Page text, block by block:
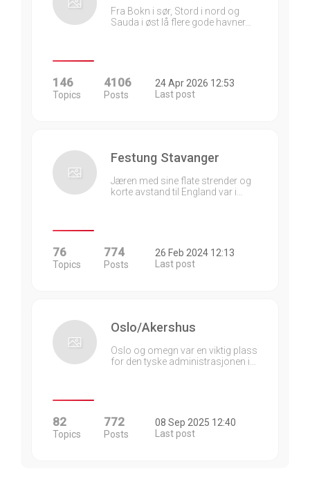
Fra Bokn i sør, Stord i nord og
Sauda i øst lå flere gode havner…
146
Topics
4106
Posts
24 Apr 2026 12:53
Last post
Festung Stavanger
Jæren med sine flate strender og
korte avstand til England var i…
76
Topics
774
Posts
26 Feb 2024 12:13
Last post
Oslo/Akershus
Oslo og omegn var en viktig plass
for den tyske administrasjonen i…
82
Topics
772
Posts
08 Sep 2025 12:40
Last post